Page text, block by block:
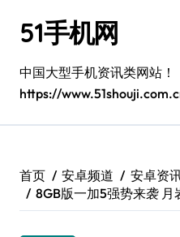
51手机网
中国大型手机资讯类网站！
https://
首页 安卓频道 安卓资
8GB版一加5强势来袭